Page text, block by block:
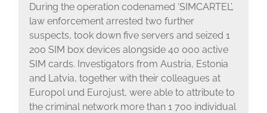
During the operation codenamed ‘SIMCARTEL’,
law enforcement arrested two further
suspects, took down five servers and seized 1
200 SIM box devices alongside 40 000 active
SIM cards. Investigators from Austria, Estonia
and Latvia, together with their colleagues at
Europol und Eurojust, were able to attribute to
the criminal network more than 1 700 individual